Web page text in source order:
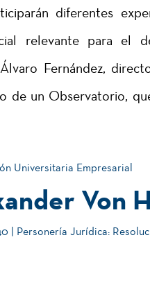
diferentes
relevante para el
Fernández,
un Observatorio,
Universitaria Empresarial
Von
| Personería Jurídica: